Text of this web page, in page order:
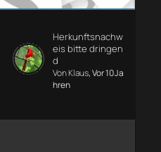
Herkunftsnachw
eis bitte dringen
d
Von Klaus, Vor 10 Ja
hren